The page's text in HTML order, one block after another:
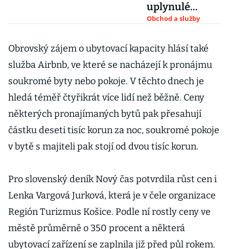
uplynulé
sezóně
milionů,
hodnota kádru
přesáhla
miliardu
Obchod a služby
Obrovský zájem o ubytovací kapacity hlásí také
služba Airbnb, ve které se nacházejí k pronájmu
soukromé byty nebo pokoje. V těchto dnech je
hledá téměř čtyřikrát více lidí než běžně. Ceny
některých pronajímaných bytů pak přesahují
částku deseti tisíc korun za noc, soukromé pokoje
v bytě s majiteli pak stojí od dvou tisíc korun.
Pro slovenský deník Nový čas potvrdila růst cen i
Lenka Vargová Jurková, která je v čele organizace
Región Turizmus Košice. Podle ní rostly ceny ve
městě průměrně o 350 procent a některá
ubytovací zařízení se zaplnila již před půl rokem.